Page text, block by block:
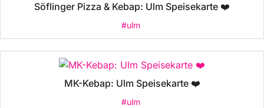
Söflinger Pizza & Kebap: Ulm Speisekarte ❤️
#ulm
MK-Kebap: Ulm Speisekarte ❤️
#ulm